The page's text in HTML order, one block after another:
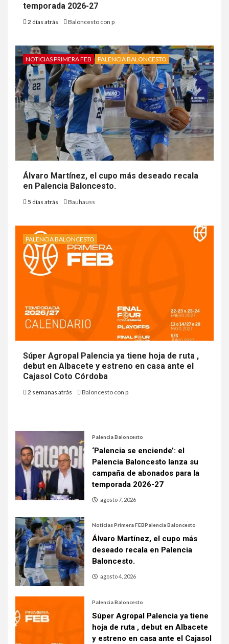
temporada 2026-27
2 días atrás Baloncesto con p
NOTICIAS PRIMERA FEB PALENCIA BALONCESTO
Álvaro Martínez, el cupo más deseado recala
en Palencia Baloncesto.
5 días atrás Bauhauss
PALENCIA BALONCESTO
Súper Agropal Palencia ya tiene hoja de ruta ,
debut en Albacete y estreno en casa ante el
Cajasol Coto Córdoba
2 semanas atrás Baloncesto con p
Palencia Baloncesto
‘Palencia se enciende’: el
Palencia Baloncesto lanza su
campaña de abonados para la
temporada 2026-27
agosto 7, 2026
Noticias Primera FEBPalencia Baloncesto
Álvaro Martínez, el cupo más
deseado recala en Palencia
Baloncesto.
agosto 4, 2026
Palencia Baloncesto
Súper Agropal Palencia ya tiene
hoja de ruta , debut en Albacete
y estreno en casa ante el Cajasol